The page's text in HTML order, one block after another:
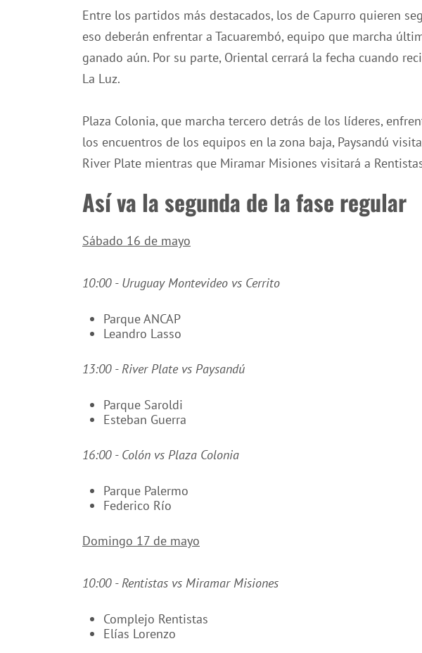
Entre los partidos más destacados, los de Capurro quieren
eso deberán enfrentar a Tacuarembó, equipo que marcha
ganado aún. Por su parte, Oriental cerrará la fecha cuando
La Luz.
Plaza Colonia, que marcha tercero detrás de los líderes,
los encuentros de los equipos en la zona baja, Paysandú
River Plate mientras que Miramar Misiones visitará a
Así va la segunda de la fase regular
Sábado 16 de mayo
10:00 - Uruguay Montevideo vs Cerrito
Parque ANCAP
Leandro Lasso
13:00 - River Plate vs Paysandú
Parque Saroldi
Esteban Guerra
16:00 - Colón vs Plaza Colonia
Parque Palermo
Federico Río
Domingo 17 de mayo
10:00 - Rentistas vs Miramar Misiones
Complejo Rentistas
Elías Lorenzo